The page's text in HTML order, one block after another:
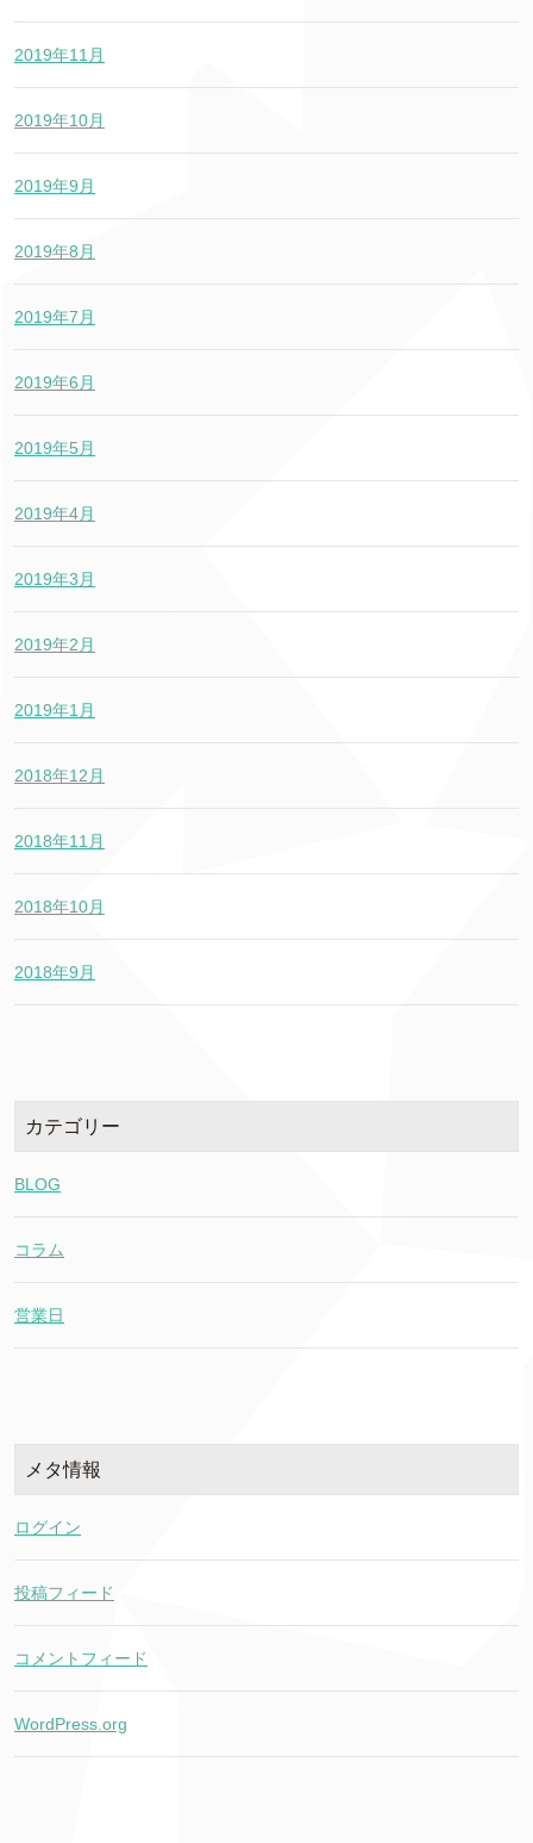
2019年11月
2019年10月
2019年9月
2019年8月
2019年7月
2019年6月
2019年5月
2019年4月
2019年3月
2019年2月
2019年1月
2018年12月
2018年11月
2018年10月
2018年9月
カテゴリー
BLOG
コラム
営業日
メタ情報
ログイン
投稿フィード
コメントフィード
WordPress.org